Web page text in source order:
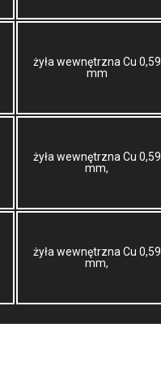
żyła wewnętrzna Cu 0,59
mm
żyła wewnętrzna Cu 0,59
mm,
żyła wewnętrzna Cu 0,59
mm,